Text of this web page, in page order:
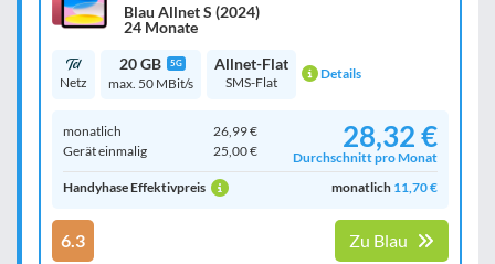
Blau Allnet S (2024)
24 Monate
Netz
20 GB 5G
max. 50 MBit/s
Allnet-Flat
SMS-Flat Details
monatlich
26,99 €
Gerät einmalig
25,00 € 28,32 €
Durchschnitt pro Monat
Handyhase Effektivpreis
monatlich 11,70 €
6.3 Zu Blau